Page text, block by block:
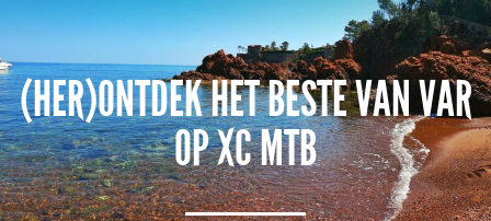
(HER)ONTDEK HET BESTE VAN VAR
OP XC MTB